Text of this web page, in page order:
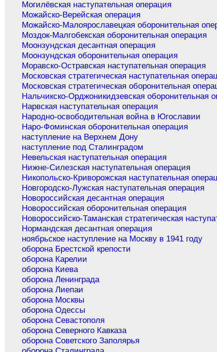
Могилёвская наступательная операция
Можайско-Верейская операция
Можайско-Малоярославецкая оборонительная
Моздок-Малгобекская оборонительная операция
Моонзундская десантная операция
Моонзундская оборонительная операция
Моравско-Остравская наступательная операция
Московская стратегическая наступательная
Московская стратегическая оборонительная
Нальчикско-Орджоникидзевская оборонительная
Нарвская наступательная операция
Народно-освободительная война в Югославии
Наро-Фоминская оборонительная операция
наступление на Верхнем Дону
наступление под Сталинградом
Невельская наступательная операция
Нижне-Силезская наступательная операция
Никопольско-Криворожская наступательная
Новгородско-Лужская наступательная операция
Новороссийская десантная операция
Новороссийская оборонительная операция
Новороссийско-Таманская стратегическая
Нормандская десантная операция
ноябрьское наступление на Москву в 1941 году
оборона Брестской крепости
оборона Карелии
оборона Киева
оборона Ленинграда
оборона Лиепаи
оборона Москвы
оборона Одессы
оборона Севастополя
оборона Северного Кавказа
оборона Советского Заполярья